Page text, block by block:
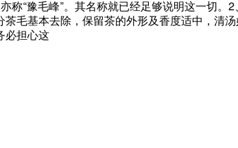
称“豫毛峰”。其名称就已经足够说明这一切
毛基本去除，保留茶的外形及香度适中，清
必担心这